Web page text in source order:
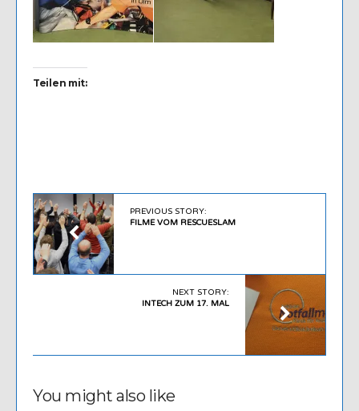
Teilen mit:
PREVIOUS STORY:
FILME VOM RESCUESLAM
NEXT STORY:
INTECH ZUM 17. MAL
You might also like